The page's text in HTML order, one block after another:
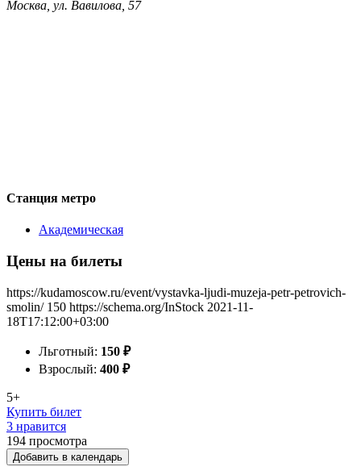
Москва, ул. Вавилова, 57
Станция метро
Академическая
Цены на билеты
https://kudamoscow.ru/event/vystavka-ljudi-muzeja-petr-petrovich-
smolin/ 150 https://schema.org/InStock 2021-11-
18T17:12:00+03:00
Льготный: 150 ₽
Взрослый: 400 ₽
5+
Купить билет
3 нравится
194 просмотра
Добавить в календарь